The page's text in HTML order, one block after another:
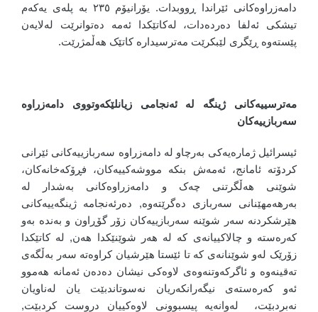
دامەزراوەکانی ئێراندا ڕووبدات. یۆرانیۆم ٢٣٥ بە پلەی یەکەم
تیشکی ئەلفا دەردەدات، لەکاتێکدا ئەمە دەتوانرێت لەلایەن
پێستەوە ڕێگری لێبکرێت مەترسیدارە کاتێک هەڵمژرێت.
مەترسییەکانی ژینگە لە ئەنجامی زیانلێکەوتووی دامەزراوە
سەربازییەکان
ئیسرائیل ژمارەیەکی بەرچاو لە دامەزراوە سەربازییەکانی ئێرانی
کردۆتە ئامانج، ئەمەش بنکە مووشەکییەکان، فڕۆکەخانەکان،
شوێنی هەڵگرتنی چەک و دامەزراوەکانی بەشدار لە
بەرهەمهێنانی سەربازی دەگرێتەوە, دەرئەنجامە ژینگەییەکانی
هێرشکردنە سەر شوێنە سەربازییەکان زۆر گۆڕاون و بەندە بەو
کەرەستە و چالاکییانەی کە لە هەر شوێنێکدا هەن, لە کاتێکدا
زۆرێک لەو شوێنانەی کە تا ئێستا هێرشیان کراوەتە سەر بەڵگەی
تەقینەوە و ئاگرکەوتنەوەی لاوەکی نیشان دەدەن ئەمانە هەموو
ئەو کەرەستەی نیگەرانکەریان نەسوتاندبێت یان لەناویان
نەبردبێت، لەوانەیە پیسبوونی لاوەکییان دروست کردبێت,